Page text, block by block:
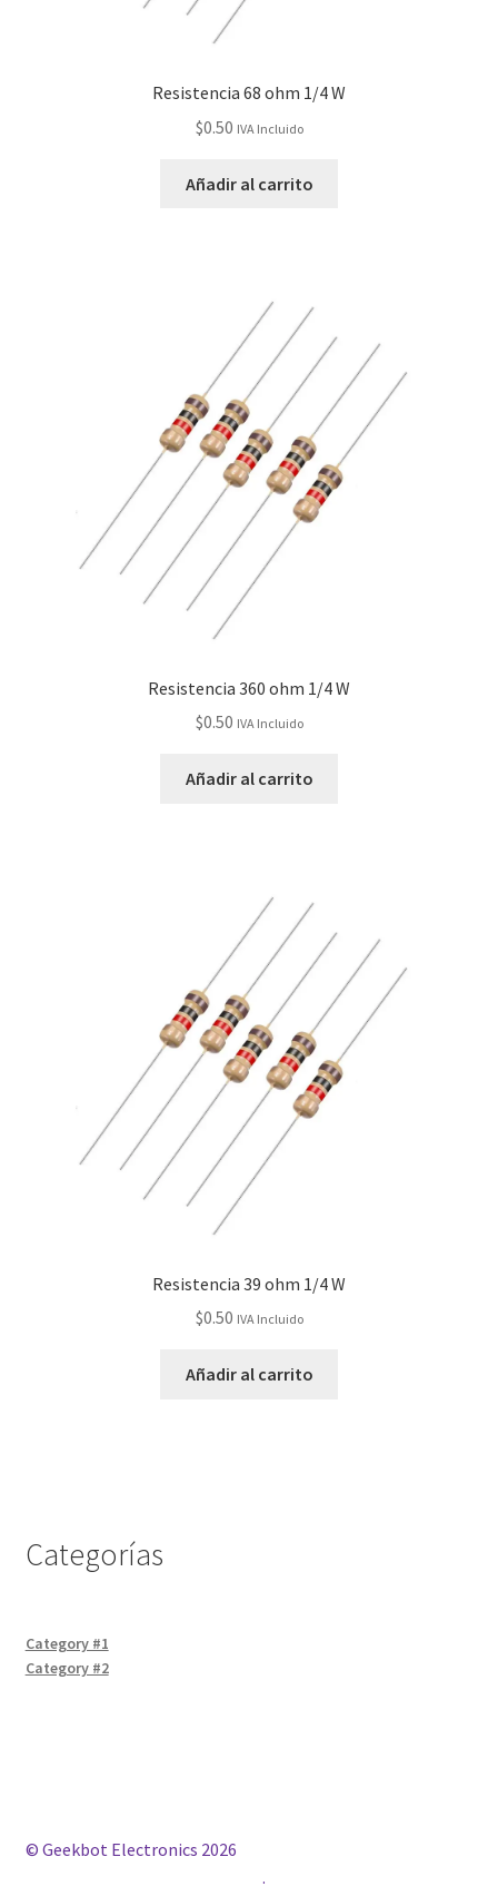
Resistencia 68 ohm 1/4 W
$0.50 IVA Incluido
Añadir al carrito
Resistencia 360 ohm 1/4 W
$0.50 IVA Incluido
Añadir al carrito
Resistencia 39 ohm 1/4 W
$0.50 IVA Incluido
Añadir al carrito
Categorías
Category #1
Category #2
© Geekbot Electronics 2026
.